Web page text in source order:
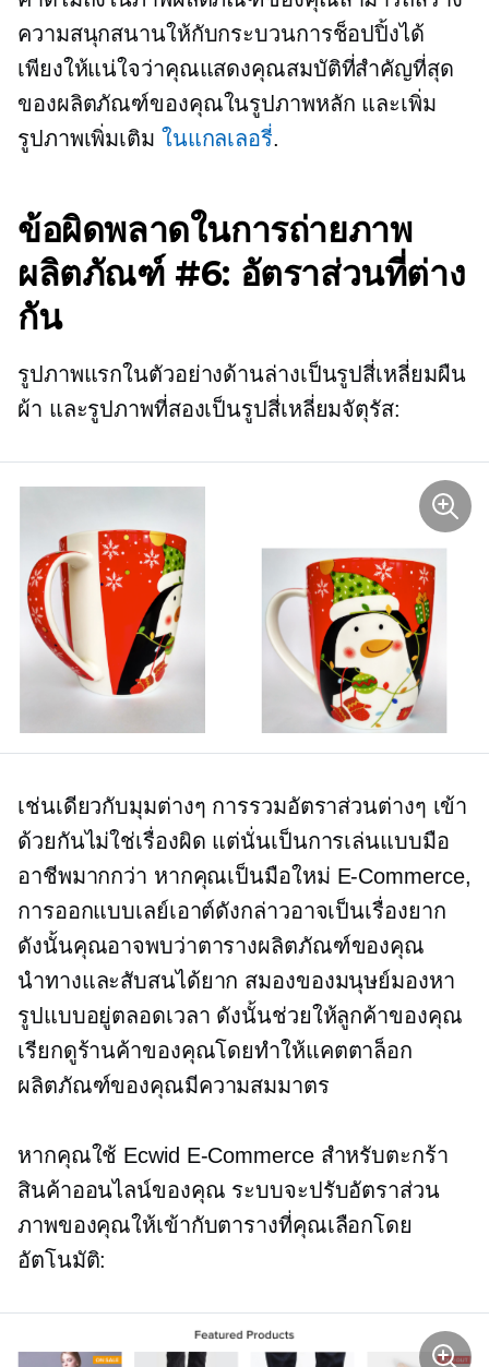
ความสนุกสนานให้กับกระบวนการช็อปปิ้งได้
เพียงให้แน่ใจว่าคุณแสดงคุณสมบัติที่สำคัญที่สุด
ของผลิตภัณฑ์ของคุณในรูปภาพหลัก และเพิ่ม
รูปภาพเพิ่มเติม ในแกลเลอรี่.
ข้อผิดพลาดในการถ่ายภาพ
ผลิตภัณฑ์ #6: อัตราส่วนที่ต่าง
กัน
รูปภาพแรกในตัวอย่างด้านล่างเป็นรูปสี่เหลี่ยมผืน
ผ้า และรูปภาพที่สองเป็นรูปสี่เหลี่ยมจัตุรัส:
เช่นเดียวกับมุมต่างๆ การรวมอัตราส่วนต่างๆ เข้า
ด้วยกันไม่ใช่เรื่องผิด แต่นั่นเป็นการเล่นแบบมือ
อาชีพมากกว่า หากคุณเป็นมือใหม่ E-Commerce,
การออกแบบเลย์เอาต์ดังกล่าวอาจเป็นเรื่องยาก
ดังนั้นคุณอาจพบว่าตารางผลิตภัณฑ์ของคุณ
นำทางและสับสนได้ยาก สมองของมนุษย์มองหา
รูปแบบอยู่ตลอดเวลา ดังนั้นช่วยให้ลูกค้าของคุณ
เรียกดูร้านค้าของคุณโดยทำให้แคตตาล็อก
ผลิตภัณฑ์ของคุณมีความสมมาตร
หากคุณใช้ Ecwid E-Commerceสำหรับตะกร้า
สินค้าออนไลน์ของคุณ ระบบจะปรับอัตราส่วน
ภาพของคุณให้เข้ากับตารางที่คุณเลือกโดย
อัตโนมัติ: